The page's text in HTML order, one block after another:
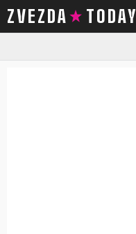
ZVEZDA TODAY